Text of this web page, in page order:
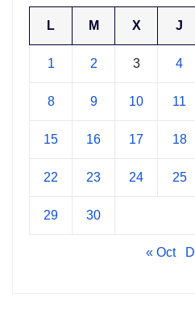
L M X J
1 2 3 4
8 9 10 11
15 16 17 18
22 23 24 25
29 30
« Oct